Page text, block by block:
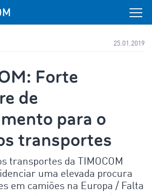
25.01.2019
Forte
de
para o
transportes
transportes da TIMOCOM
uma elevada procura
em camiões na Europa / Falta